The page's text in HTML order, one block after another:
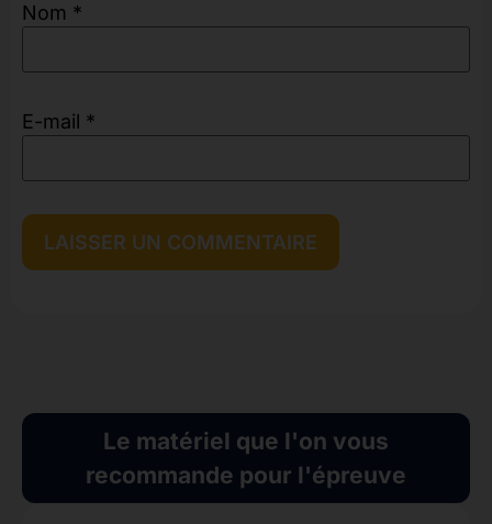
Nom *
E-mail *
Le matériel que l'on vous
recommande pour l'épreuve